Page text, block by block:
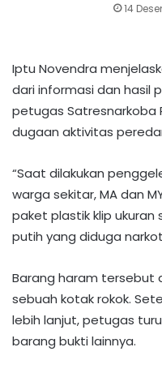
14
Iptu Novendra
dari informasi dan hasil
petugas Satresnarkoba
dugaan aktivitas
“Saat dilakukan
warga sekitar, MA dan
paket plastik klip ukuran
putih yang diduga
Barang haram tersebut
sebuah kotak rokok.
lebih lanjut, petugas
barang bukti lainnya.